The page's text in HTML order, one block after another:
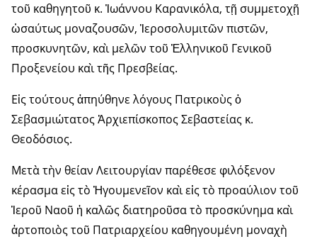
τοῦ καθηγητοῦ κ. Ἰωάννου Καρανικόλα, τῇ συμμετοχῇ
ὡσαύτως μοναζουσῶν, Ἱεροσολυμιτῶν πιστῶν,
προσκυνητῶν, καὶ μελῶν τοῦ Ἑλληνικοῦ Γενικοῦ
Προξενείου καὶ τῆς Πρεσβείας.
Εἰς τούτους ἀπηύθηνε λόγους Πατρικοὺς ὁ
Σεβασμιώτατος Ἀρχιεπίσκοπος Σεβαστείας κ.
Θεοδόσιος.
Μετὰ τὴν θείαν Λειτουργίαν παρέθεσε φιλόξενον
κέρασμα εἰς τὸ Ἡγουμενεῖον καὶ εἰς τὸ προαύλιον τοῦ
Ἱεροῦ Ναοῦ ἡ καλῶς διατηροῦσα τὸ προσκύνημα καὶ
ἀρτοποιὸς τοῦ Πατριαρχείου καθηγουμένη μοναχὴ